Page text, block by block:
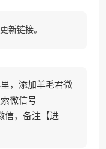
新链接。
，添加羊毛君微
微信号
信，备注【进